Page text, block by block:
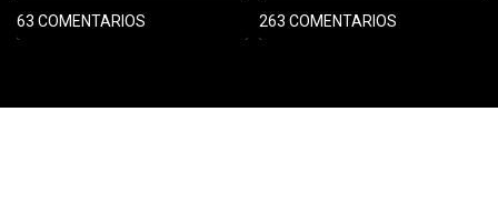
63 COMENTARIOS 263 COMENTARIOS